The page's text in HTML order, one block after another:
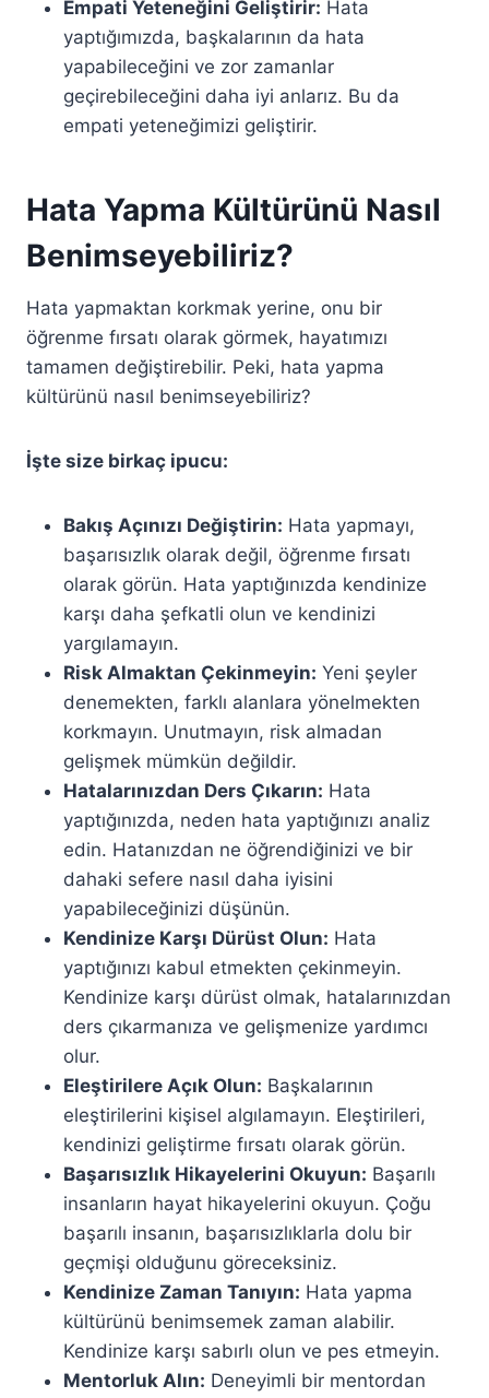
Empati Yeteneğini Geliştirir: Hata
yaptığımızda, başkalarının da hata
yapabileceğini ve zor zamanlar
geçirebileceğini daha iyi anlarız. Bu da
empati yeteneğimizi geliştirir.
Hata Yapma Kültürünü Nasıl
Benimseyebiliriz?
Hata yapmaktan korkmak yerine, onu bir
öğrenme fırsatı olarak görmek, hayatımızı
tamamen değiştirebilir. Peki, hata yapma
kültürünü nasıl benimseyebiliriz?
İşte size birkaç ipucu:
Bakış Açınızı Değiştirin: Hata yapmayı,
başarısızlık olarak değil, öğrenme fırsatı
olarak görün. Hata yaptığınızda kendinize
karşı daha şefkatli olun ve kendinizi
yargılamayın.
Risk Almaktan Çekinmeyin: Yeni şeyler
denemekten, farklı alanlara yönelmekten
korkmayın. Unutmayın, risk almadan
gelişmek mümkün değildir.
Hatalarınızdan Ders Çıkarın: Hata
yaptığınızda, neden hata yaptığınızı analiz
edin. Hatanızdan ne öğrendiğinizi ve bir
dahaki sefere nasıl daha iyisini
yapabileceğinizi düşünün.
Kendinize Karşı Dürüst Olun: Hata
yaptığınızı kabul etmekten çekinmeyin.
Kendinize karşı dürüst olmak, hatalarınızdan
ders çıkarmanıza ve gelişmenize yardımcı
olur.
Eleştirilere Açık Olun: Başkalarının
eleştirilerini kişisel algılamayın. Eleştirileri,
kendinizi geliştirme fırsatı olarak görün.
Başarısızlık Hikayelerini Okuyun: Başarılı
insanların hayat hikayelerini okuyun. Çoğu
başarılı insanın, başarısızlıklarla dolu bir
geçmişi olduğunu göreceksiniz.
Kendinize Zaman Tanıyın: Hata yapma
kültürünü benimsemek zaman alabilir.
Kendinize karşı sabırlı olun ve pes etmeyin.
Mentorluk Alın: Deneyimli bir mentordan